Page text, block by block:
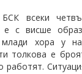
всеки
с висше
млади хора у
толкова е
работят.